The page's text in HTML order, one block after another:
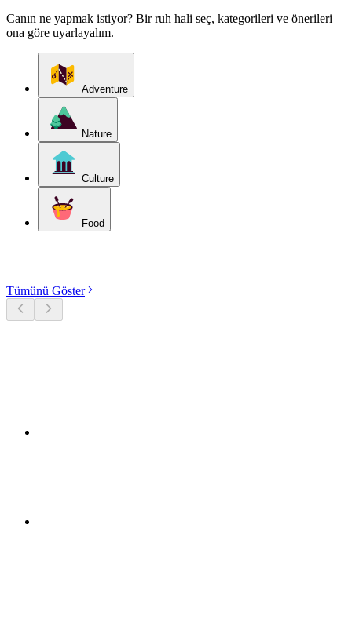
Canın ne yapmak istiyor? Bir ruh hali seç, kategorileri ve önerileri
ona göre uyarlayalım.
Adventure
Nature
Culture
Food
Tümünü Göster